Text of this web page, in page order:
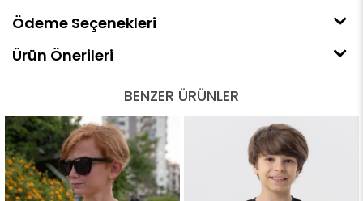
Ödeme Seçenekleri
Ürün Önerileri
BENZER ÜRÜNLER